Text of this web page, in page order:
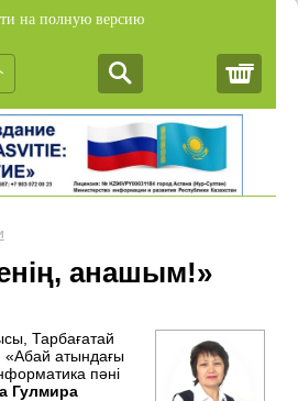
на полную версию
анашым!»
Тарбағатай
атындағы
пәні
Гулмира